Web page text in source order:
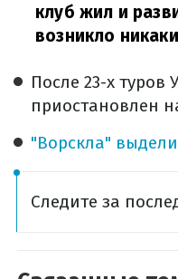
клуб жил и
возникло
После 23-х
приостановлен
"Ворскла"
Следите за